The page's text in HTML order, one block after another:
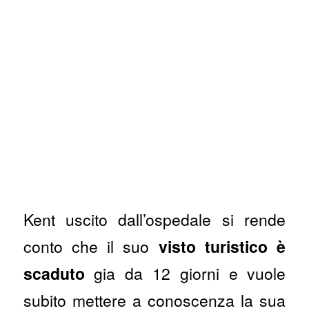
Kent uscito dall’ospedale si rende
conto che il suo visto turistico è
scaduto gia da 12 giorni e vuole
subito mettere a conoscenza la sua